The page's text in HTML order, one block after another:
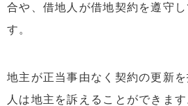
合や、借地人が借地契約を遵守
す。
地主が正当事由なく契約の更新
人は地主を訴えることができま